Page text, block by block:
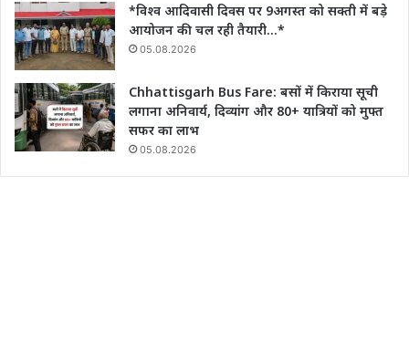
*विश्व आदिवासी दिवस पर 9अगस्त को सक्ती में बड़े
आयोजन की चल रही तैयारी…*
05.08.2026
Chhattisgarh Bus Fare: बसों में किराया सूची
लगाना अनिवार्य, दिव्यांग और 80+ यात्रियों को मुफ्त
सफर का लाभ
05.08.2026